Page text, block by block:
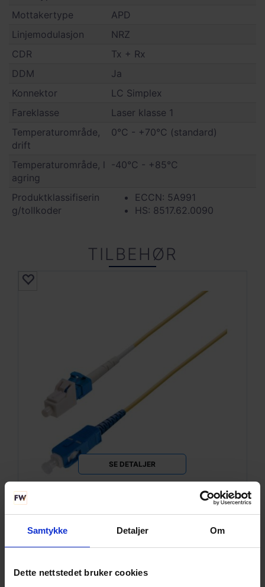
Samtykke Detaljer Om
Dette nettstedet bruker cookies
Mottakertype
APD
Linjemodulasjon
NRZ
CDR
Tx + Rx
DDM
Ja
Konnektor
LC Simplex
Fareklasse
Laser klasse 1
Temperaturområde,
drift
0°C - +70°C (standard)
Temperaturområde, l
agring
-40°C - +85°C
Produktklassifiserin
g/tollkoder
ECCN: 5A991
HS: 8517.62.0090
TILBEHØR
SE DETALJER
Snor SM SPX LC/UPC-SC/UPC xx m